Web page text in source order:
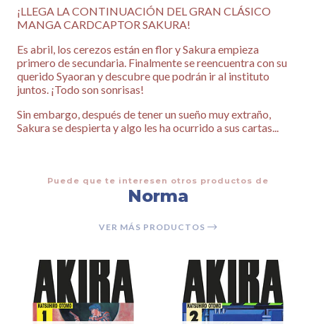
¡LLEGA LA CONTINUACIÓN DEL GRAN CLÁSICO
MANGA CARDCAPTOR SAKURA!
Es abril, los cerezos están en flor y Sakura empieza
primero de secundaria. Finalmente se reencuentra con su
querido Syaoran y descubre que podrán ir al instituto
juntos. ¡Todo son sonrisas!
Sin embargo, después de tener un sueño muy extraño,
Sakura se despierta y algo les ha ocurrido a sus cartas...
Puede que te interesen otros productos de
Norma
VER MÁS PRODUCTOS